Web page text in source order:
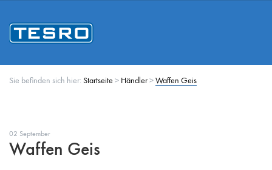
Sie befinden sich hier: Startseite > Händler > Waffen Geis
02 September
Waffen Geis